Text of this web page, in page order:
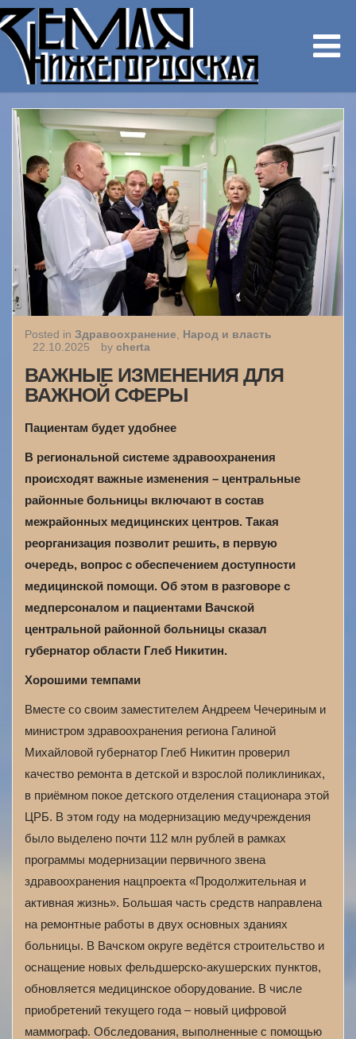
Posted in Здравоохранение
Народ и власть
22.10.2025
by cherta
ВАЖНЫЕ ИЗМЕНЕНИЯ ДЛЯ
ВАЖНОЙ СФЕРЫ
Пациентам будет удобнее
В региональной системе здравоохранения
происходят важные изменения – центральные
районные больницы включают в состав
межрайонных медицинских центров. Такая
реорганизация позволит решить, в первую
очередь, вопрос с обеспечением доступности
медицинской помощи. Об этом в разговоре с
медперсоналом и пациентами Вачской
центральной районной больницы сказал
губернатор области Глеб Никитин.
Хорошими темпами
Вместе со своим заместителем Андреем Чечериным и
министром здравоохранения региона Галиной
Михайловой губернатор Глеб Никитин проверил
качество ремонта в детской и взрослой поликлиниках,
в приёмном покое детского отделения стационара этой
ЦРБ. В этом году на модернизацию медучреждения
было выделено почти 112 млн рублей в рамках
программы модернизации первичного звена
здравоохранения нацпроекта «Продолжительная и
активная жизнь». Большая часть средств направлена
на ремонтные работы в двух основных зданиях
больницы. В Вачском округе ведётся строительство и
оснащение новых фельдшерско-акушерских пунктов,
обновляется медицинское оборудование. В числе
приобретений текущего года – новый цифровой
маммограф. Обследования, выполненные с помощью